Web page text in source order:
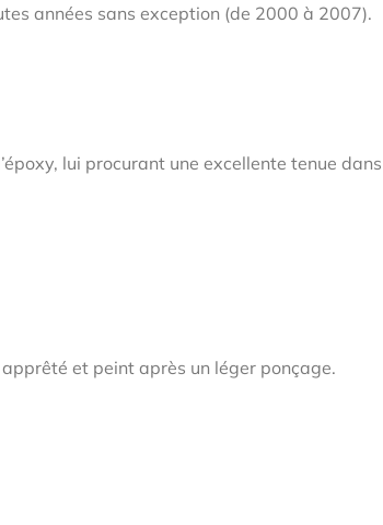
années sans exception (de 2000 à 2007).
lui procurant une excellente tenue dans
et peint après un léger ponçage.